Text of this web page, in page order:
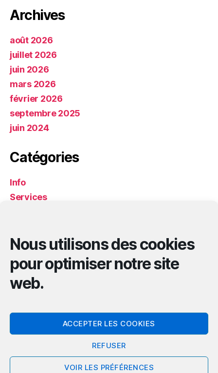
Nous utilisons des cookies
pour optimiser notre site
web.
ACCEPTER LES COOKIES
REFUSER
VOIR LES PRÉFÉRENCES
Archives
août 2026
juillet 2026
juin 2026
mars 2026
février 2026
septembre 2025
juin 2024
Catégories
Info
Services
Connexion
Site de WordPress-FR
REMALARD-EN-PERCHE